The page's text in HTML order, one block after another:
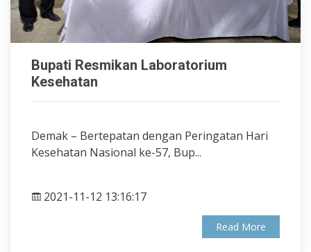
Bupati Resmikan Laboratorium
Kesehatan
Demak – Bertepatan dengan Peringatan Hari
Kesehatan Nasional ke-57, Bup...
2021-11-12 13:16:17
Read More